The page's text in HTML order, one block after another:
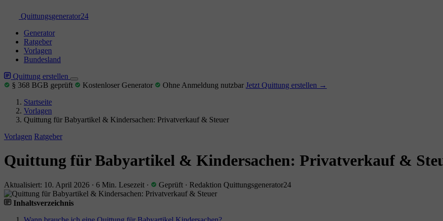
Quittungsgenerator24
Generator
Ratgeber
Vorlagen
Bundesland
Quittung erstellen
§ 368 BGB geprüft
Kostenloser Generator Ohne Anmeldung nutzbar Jetzt Quittung erstellen →
Startseite
Vorlagen
Quittung für Babyartikel & Kindersachen: Privatverkauf & Steuer
Vorlagen Ratgeber
Quittung für Babyartikel & Kindersachen: Privatverkauf &
Aktualisiert: 10. April 2026 · 6 Min. Lesezeit · Geprüft · Redaktion Quittungsgenerator24
Inhaltsverzeichnis